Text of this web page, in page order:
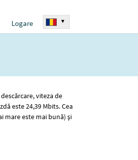
Logare ▾
viteza de
este 24,39 Mbits. Cea
mare este mai bună) și